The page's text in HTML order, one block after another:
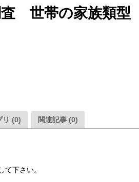
査 世帯の家族類型
リ (0) 関連記事 (0)
下さい。